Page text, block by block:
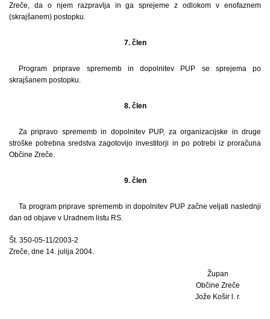
Zreče, da o njem razpravlja in ga sprejeme z odlokom v enofaznem
(skrajšanem) postopku.
7. člen
Program priprave sprememb in dopolnitev PUP se sprejema po
skrajšanem postopku.
8. člen
Za pripravo sprememb in dopolnitev PUP, za organizacijske in druge
stroške potrebna sredstva zagotovijo investitorji in po potrebi iz proračuna
Občine Zreče.
9. člen
Ta program priprave sprememb in dopolnitev PUP začne veljati naslednji
dan od objave v Uradnem listu RS.
Št. 350-05-11/2003-2
Zreče, dne 14. julija 2004.
Župan
Občine Zreče
Jože Košir l. r.